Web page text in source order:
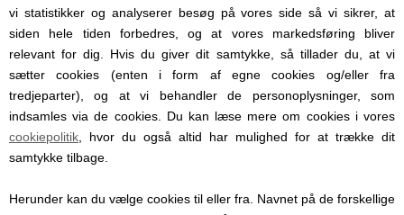
vi statistikker og analyserer besøg på vores side så vi sikrer, at
siden hele tiden forbedres, og at vores markedsføring bliver
relevant for dig. Hvis du giver dit samtykke, så tillader du, at vi
sætter cookies (enten i form af egne cookies og/eller fra
tredjeparter), og at vi behandler de personoplysninger, som
indsamles via de cookies. Du kan læse mere om cookies i vores
cookiepolitik , hvor du også altid har mulighed for at trække dit
samtykke tilbage.
Herunder kan du vælge cookies til eller fra. Navnet på de forskellige
Kontakt